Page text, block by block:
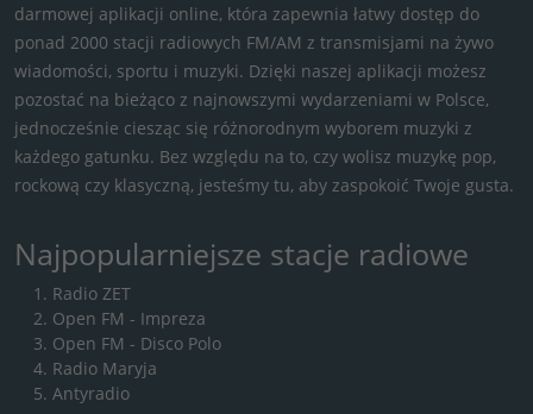
darmowej aplikacji online, która zapewnia łatwy dostęp do
ponad 2000 stacji radiowych FM/AM z transmisjami na żywo
wiadomości, sportu i muzyki. Dzięki naszej aplikacji możesz
pozostać na bieżąco z najnowszymi wydarzeniami w Polsce,
jednocześnie ciesząc się różnorodnym wyborem muzyki z
każdego gatunku. Bez względu na to, czy wolisz muzykę pop,
rockową czy klasyczną, jesteśmy tu, aby zaspokoić Twoje gusta.
Najpopularniejsze stacje radiowe
Radio ZET
Open FM - Impreza
Open FM - Disco Polo
Radio Maryja
Antyradio